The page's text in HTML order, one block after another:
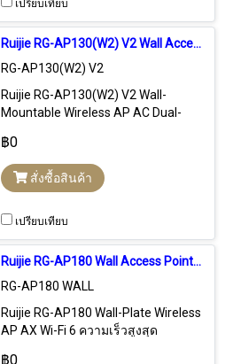
เปรียบเทียบ
Ruijie RG-AP130(W2) V2 Wall Access Point AC Wave 2, 1.167Gbps, 4 Port Gigabit, Cloud Control
RG-AP130(W2) V2
Ruijie RG-AP130(W2) V2 Wall-
Mountable Wireless AP AC Dual-
1.167Gbps, 4 Port Lan Gigabit,
รองรับการ Control แบบ Stanalone,
Free Cloud Control, Hardware
฿0
สั่งซื้อสินค้า
เปรียบเทียบ
Ruijie RG-AP180 Wall Access Point AX Wi-Fi 6, 1.774Gbps, 5 Port Gigabit, Cloud Control
RG-AP180 WALL
Ruijie RG-AP180 Wall-Plate Wireless
AP AX Wi-Fi 6 ความเร็วสูงสุด
฿0